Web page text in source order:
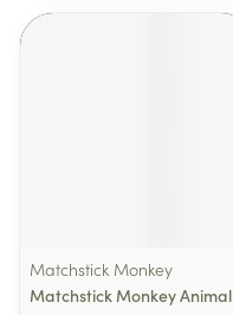
Matchstick Monkey
Matchstick Monkey Animal